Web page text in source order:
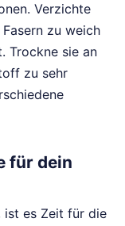
Verzichte
zu weich
Trockne sie an
zu sehr
für dein
ist es Zeit für die